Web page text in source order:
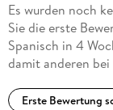
Es wurden noch
Sie die erste
Spanisch in 4
damit anderen
Erste Bewertung